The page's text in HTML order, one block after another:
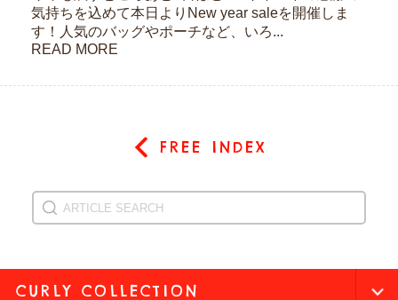
気持ちを込めて本日よりNew year saleを開催しま
す！人気のバッグやポーチなど、いろ...
READ MORE
FREE INDEX
CURLY COLLECTION